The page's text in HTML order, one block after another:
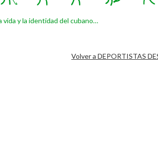
vida y la identidad del cubano…
Volver a DEPORTISTAS